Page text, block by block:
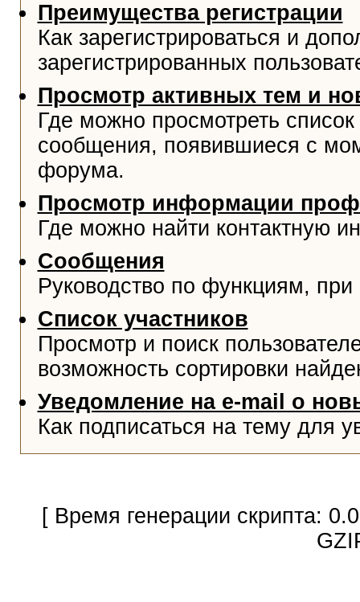
Преимущества регистрации
Как зарегистрироваться и
зарегистрированных
Просмотр активных тем и
Где можно просмотреть
сообщения, появившиеся с
форума.
Просмотр информации
Где можно найти контактную
Сообщения
Руководство по функциям,
Список участников
Просмотр и поиск
возможность сортировки
Уведомление на e-mail о
Как подписаться на тему для
[ Время генерации скрипта: